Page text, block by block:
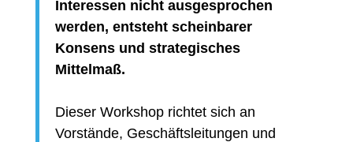
Interessen nicht ausgesprochen
werden, entsteht scheinbarer
Konsens und strategisches
Mittelmaß.
Dieser Workshop richtet sich an
Vorstände, Geschäftsleitungen und